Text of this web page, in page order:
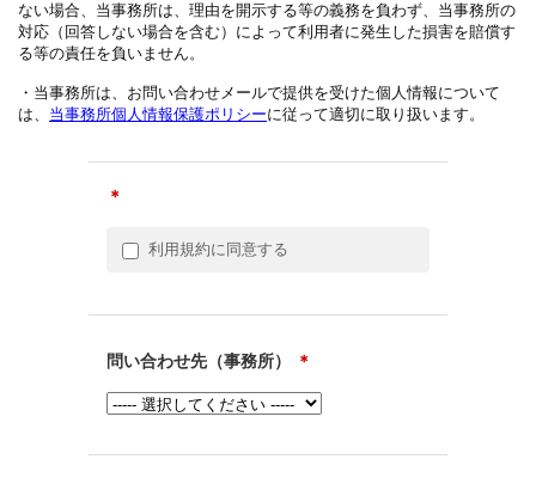
ない場合、当事務所は、理由を開示する等の義務を負わず、当事務所の
対応（回答しない場合を含む）によって利用者に発生した損害を賠償す
る等の責任を負いません。
・当事務所は、お問い合わせメールで提供を受けた個人情報について
は、 当事務所個人情報保護ポリシーに従って適切に取り扱います。
＊
利用規約に同意する
問い合わせ先（事務所） ＊